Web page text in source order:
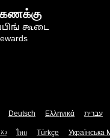
கூடை
Deutsch Ελληνικά עברית
ไทย Türkçe Українська